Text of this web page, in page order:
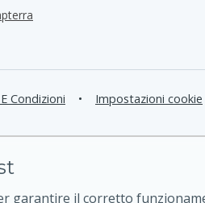
Condizioni • Impostazioni cookie
garantire il corretto